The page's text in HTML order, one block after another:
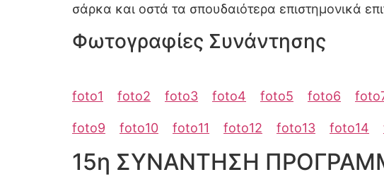
σάρκα και οστά τα σπουδαιότερα επιστημονικά
Φωτογραφίες Συνάντησης
foto1 foto2 foto3 foto4 foto5 foto6
foto9 foto10 foto11 foto12 foto13 foto14
15η ΣΥΝΑΝΤΗΣΗ